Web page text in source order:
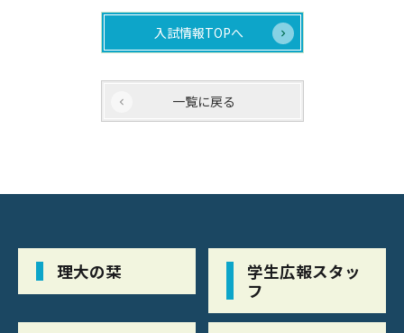
入試情報TOPへ
一覧に戻る
理大の栞
学生広報スタッ
フ